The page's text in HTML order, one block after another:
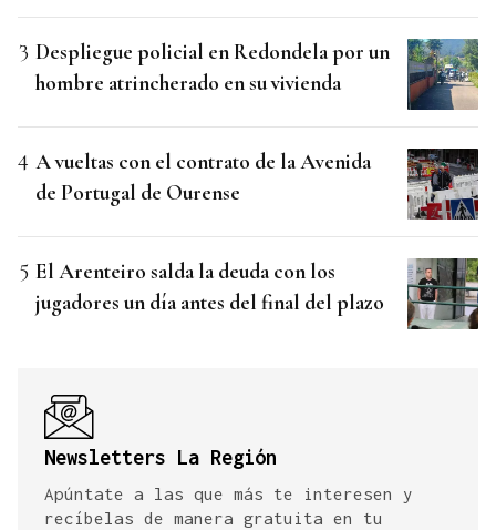
Despliegue policial en Redondela por un
hombre atrincherado en su vivienda
A vueltas con el contrato de la Avenida
de Portugal de Ourense
El Arenteiro salda la deuda con los
jugadores un día antes del final del plazo
Newsletters La Región
Apúntate a las que más te interesen y
recíbelas de manera gratuita en tu